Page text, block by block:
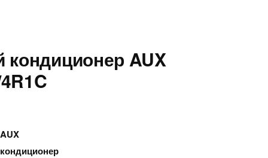
кондиционер AUX
AUX